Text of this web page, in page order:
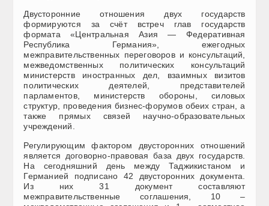
Двусторонние отношения двух государств
формируются за счёт встреч глав государств
формата «Центральная Азия — Федеративная
Республика Германия», ежегодных
межправительственных переговоров и консультаций,
межведомственных политических консультаций
министерств иностранных дел, взаимных визитов
политических деятелей, представителей
парламентов, министерств обороны, силовых
структур, проведения бизнес-форумов обеих стран, а
также прямых связей научно-образовательных
учреждений.
Регулирующим фактором двусторонних отношений
является договорно-правовая база двух государств.
На сегодняшний день между Таджикистаном и
Германией подписано 42 двусторонних документа.
Из них 31 документ составляют
межправительственные соглашения, 10 –